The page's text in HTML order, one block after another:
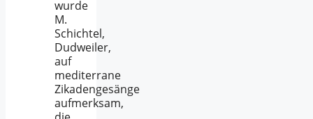
wurde
M.
Schichtel,
Dudweiler,
auf
mediterrane
Zikadengesänge
aufmerksam,